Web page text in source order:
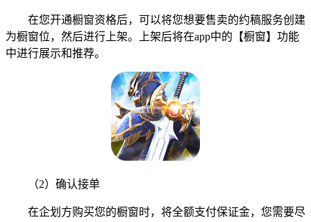
在您开通橱窗资格后，可以将您想要售卖的约稿服务创建
为橱窗位，然后进行上架。上架后将在app中的【橱窗】功能
中进行展示和推荐。
（2）确认接单
在企划方购买您的橱窗时，将全额支付保证金，您需要尽